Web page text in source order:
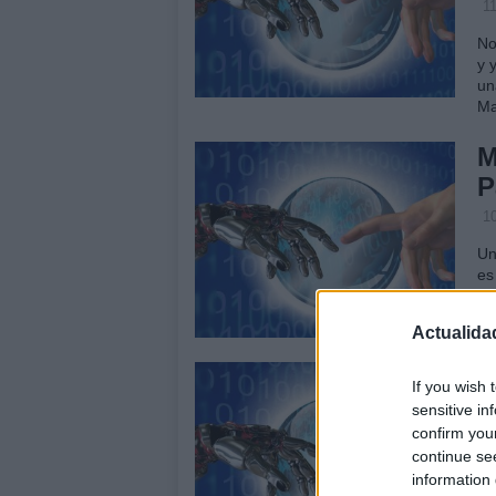
If you wish
sensitive
confirm
continue
information
y
3